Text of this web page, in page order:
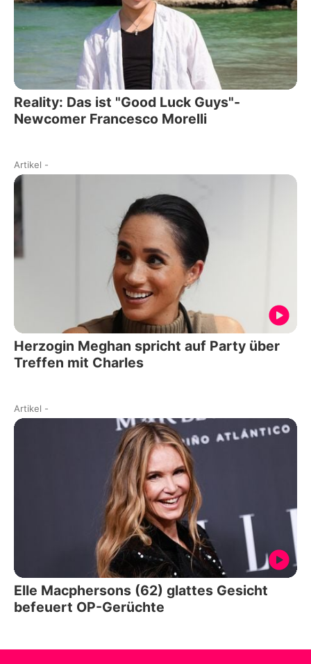
Reality: Das ist "Good Luck Guys"-
Newcomer Francesco Morelli
Artikel -
Herzogin Meghan spricht auf Party über
Treffen mit Charles
Artikel -
Elle Macphersons (62) glattes Gesicht
befeuert OP-Gerüchte